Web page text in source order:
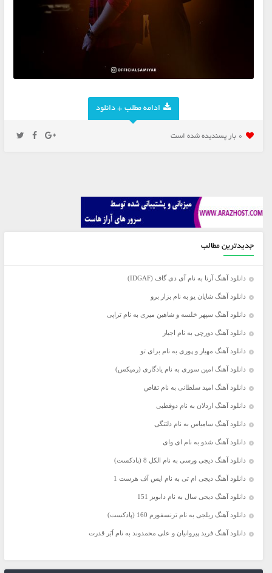
ادامه مطلب + دانلود
0 بار پسنديده شده است
جدیدترین مطالب
دانلود آهنگ آرتا به نام آی دی گاف (IDGAF)
دانلود آهنگ شایان یو به نام بزار برو
دانلود آهنگ سپهر خلسه و شاهین میری به نام تراپی
دانلود آهنگ دورچی به نام اجبار
دانلود آهنگ مهیار و پوری به نام برای تو
دانلود آهنگ امین سوری به نام یادگاری (رمیکس)
دانلود آهنگ امید سلطانی به نام تقاص
دانلود آهنگ اردلان به نام دوقطبی
دانلود آهنگ سامیاس به نام دلتنگی
دانلود آهنگ شدو به نام ای وای
دانلود آهنگ دیجی ورسی به نام الکل 8 (پادکست)
دانلود آهنگ دیجی ام تی به نام ایس آف هرست 1
دانلود آهنگ دیجی سال به نام دابویز 151
دانلود آهنگ ریلجی به نام ترنسفورم 160 (پادکست)
دانلود آهنگ فرید پیروانیان و علی محمدوند به نام اَبَر قدرت